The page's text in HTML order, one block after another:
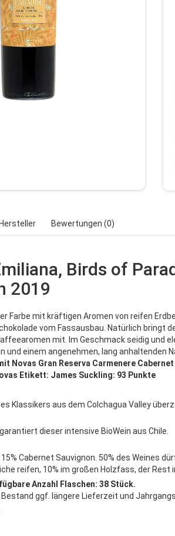
Hersteller Bewertungen (0)
Birds of
2019
Farbe mit kräftigen Aromen von reifen
vom Fassausbau. Natürlich bringt
mit. Im Geschmack seidig und
und einem angenehmen, lang anhaltenden
Novas Gran Reserva Carmenere
Etikett: James Suckling: 93 Punkte
Klassikers aus dem Colchagua Valley
dieser intensive BioWein aus Chile.
Cabernet Sauvignon. 50% des Weines
reifen, 10% im großen Holzfass, der Rest
Anzahl Flaschen: 38 Stück.
ggf. längere Lieferzeit und